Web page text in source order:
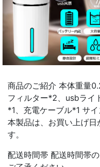
商品のご紹介 本体重量
フィルター*2、usbライ
*1、充電ケーブル*1 サ
本製品は、お買い上げ
す。
配送時間帯 配送時間帯